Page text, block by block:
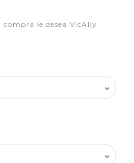
le desea VicAlly